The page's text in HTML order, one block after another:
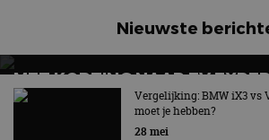
Nieuwste
MET KORTING NAAR EV
AUTORAI REGELT HET!
EV Experience 2026 van 24 tot 26
Vergelijking: BMW iX3 vs
moet je hebben?
28 mei